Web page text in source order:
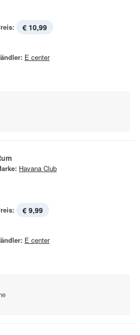
€ 10,99
E center
Havana Club
€ 9,99
E center